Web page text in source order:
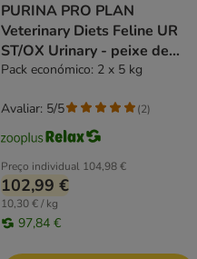
PURINA PRO PLAN
Veterinary Diets Feline UR
ST/OX Urinary - peixe de
mar
Pack económico: 2 x 5 kg
Preço individual 104,98 €
102,99 €
10,30 € / kg
97,84 €
Avaliar: 5/5 (2)